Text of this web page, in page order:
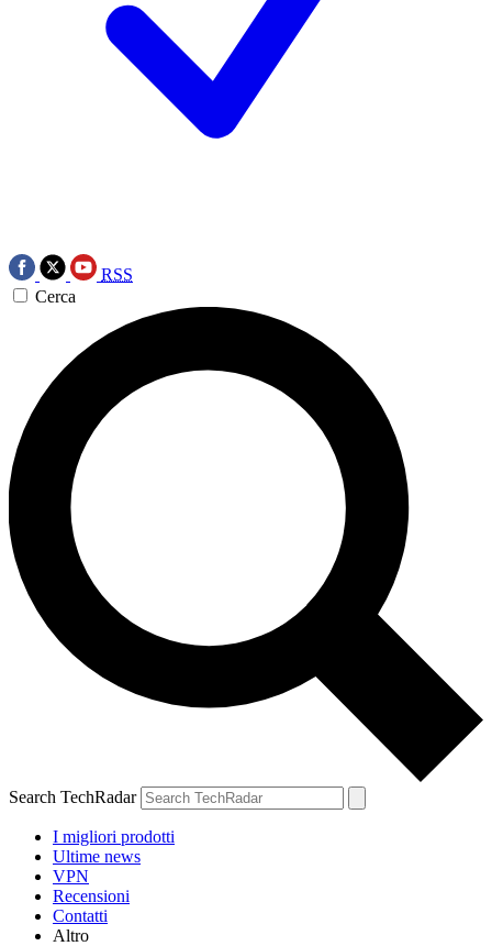
RSS
Cerca
Search TechRadar
I migliori prodotti
Ultime news
VPN
Recensioni
Contatti
Altro